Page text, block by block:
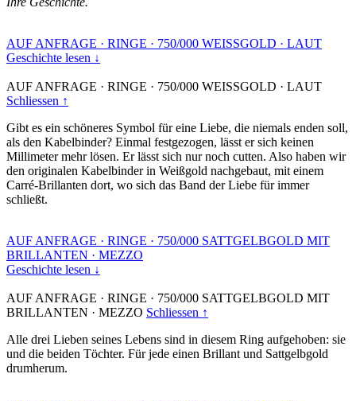
AUF ANFRAGE · RINGE · 750/000 WEISSGOLD · LAUT
Geschichte lesen ↓
AUF ANFRAGE · RINGE · 750/000 WEISSGOLD · LAUT
Schliessen ↑
Gibt es ein schöneres Symbol für eine Liebe, die niemals enden soll,
als den Kabelbinder? Einmal festgezogen, lässt er sich keinen
Millimeter mehr lösen. Er lässt sich nur noch cutten. Also haben wir
den originalen Kabelbinder in Weißgold nachgebaut, mit einem
Carré-Brillanten dort, wo sich das Band der Liebe für immer
schließt.
AUF ANFRAGE · RINGE · 750/000 SATTGELBGOLD MIT
BRILLANTEN · MEZZO
Geschichte lesen ↓
AUF ANFRAGE · RINGE · 750/000 SATTGELBGOLD MIT
BRILLANTEN · MEZZO Schliessen ↑
Alle drei Lieben seines Lebens sind in diesem Ring aufgehoben: sie
und die beiden Töchter. Für jede einen Brillant und Sattgelbgold
drumherum.